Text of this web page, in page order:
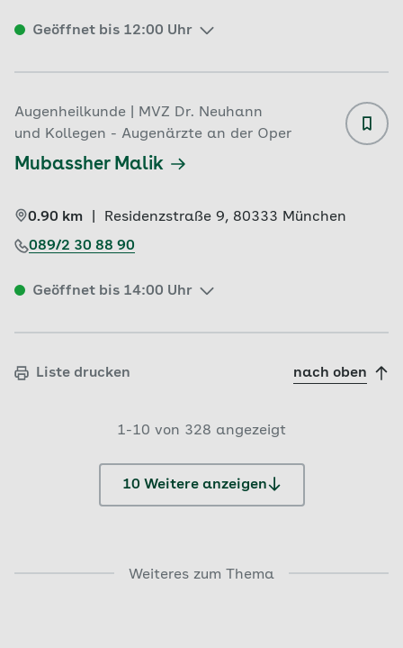
Geöffnet bis 12:00 Uhr
Augenheilkunde | MVZ Dr. Neuhann
und Kollegen - Augenärzte an der Oper
Mubassher Malik
0.90 km Residenzstraße 9, 80333 München
089/2 30 88 90
Geöffnet bis 14:00 Uhr
Liste drucken nach oben
1-10 von 328 angezeigt
10 Weitere anzeigen
Weiteres zum Thema